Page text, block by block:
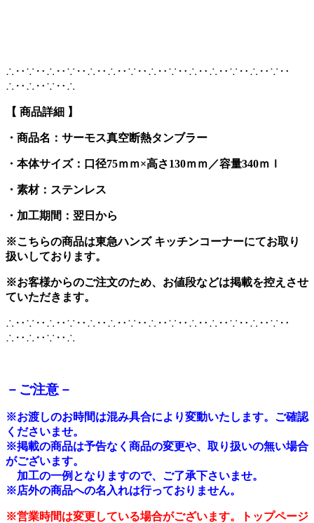
∴‥∵‥∴‥∵‥∴‥∴‥∵‥∴‥∵‥∴‥∴‥∵‥∴‥∵‥
∴‥∴‥∵‥∴
【 商品詳細 】
・商品名：サーモス真空断熱タンブラー
・本体サイズ：口径75ｍｍ×高さ130ｍｍ／容量340ｍｌ
・素材：ステンレス
・加工期間：翌日から
※こちらの商品は東急ハンズ キッチンコーナーにてお取り
扱いしております。
※お客様からのご注文のため、お値段などは掲載を控えさせ
ていただきます。
∴‥∵‥∴‥∵‥∴‥∴‥∵‥∴‥∵‥∴‥∴‥∵‥∴‥∵‥
∴‥∴‥∵‥∴
－ご注意－
※お渡しのお時間は混み具合により変動いたします。ご確認
くださいませ。
※掲載の商品は予告なく商品の変更や、取り扱いの無い場合
がございます。
加工の一例となりますので、ご了承下さいませ。
※店外の商品への名入れは行っておりません。
※営業時間は変更している場合がございます。トップページ